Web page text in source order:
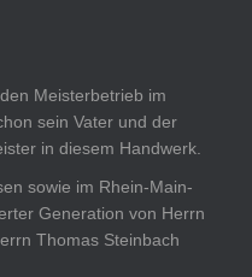
Meisterbetrieb im
sein Vater und der
in diesem Handwerk.
sowie im Rhein-Main-
Generation von Herrn
Thomas Steinbach